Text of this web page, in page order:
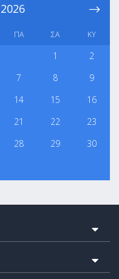
2026
ΠΑ ΣΑ ΚΥ
1
2
7 8
9
14 15
16
21 22
23
28 29
30